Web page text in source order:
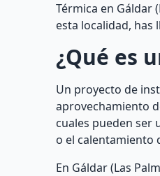
Térmica en Gáldar
esta localidad, has
¿Qué es
Un proyecto de
aprovechamiento
cuales pueden ser
o el calentamiento
En Gáldar (Las